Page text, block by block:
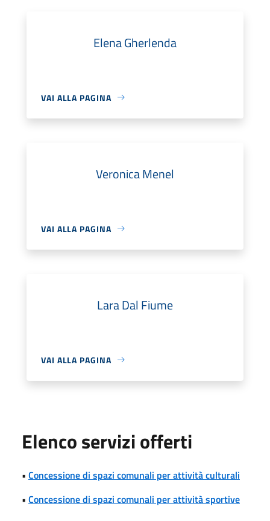
Elena Gherlenda
VAI ALLA PAGINA
Veronica Menel
VAI ALLA PAGINA
Lara Dal Fiume
VAI ALLA PAGINA
Elenco servizi offerti
• Concessione di spazi comunali per attività culturali
• Concessione di spazi comunali per attività sportive